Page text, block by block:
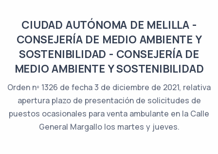
CIUDAD AUTÓNOMA DE MELILLA -
CONSEJERÍA DE MEDIO AMBIENTE Y
SOSTENIBILIDAD - CONSEJERÍA DE
MEDIO AMBIENTE Y SOSTENIBILIDAD
Orden nº 1326 de fecha 3 de diciembre de 2021, relativa
apertura plazo de presentación de solicitudes de
puestos ocasionales para venta ambulante en la Calle
General Margallo los martes y jueves.